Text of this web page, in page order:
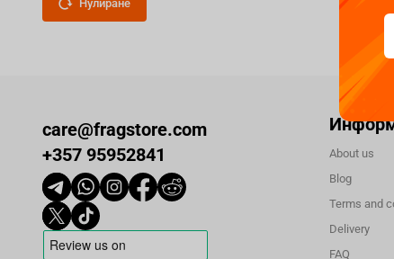
Нулиране
care@fragstore.com
+357 95952841
About us
Blog
Terms and
Delivery
FAQ